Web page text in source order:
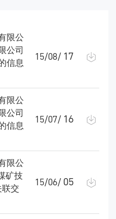
限公
公司
信息
15/08/ 17
限公
公司
信息
15/07/ 16
限公
矿技
交
15/06/05